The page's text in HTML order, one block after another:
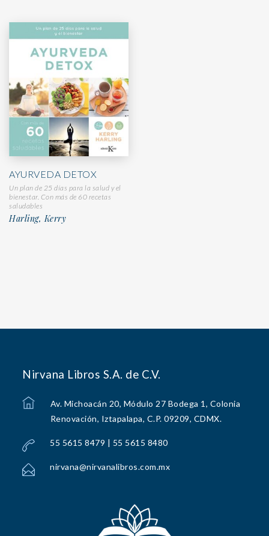
AYURVEDA DETOX
Un plan de 25 días para la salud y el
bienestar. Con más de 60 recetas
saludables
Harling, Kerry
Nirvana Libros S.A. de C.V.
Av. Michoacán 20, Módulo 27 Bodega 1, Colonia
Renovación, Iztapalapa, C.P. 09209, CDMX.
55 5615 8479 | 55 5615 8480
nirvana@nirvanalibros.com.mx